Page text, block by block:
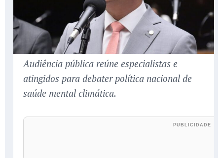
Audiência pública reúne especialistas e
atingidos para debater política nacional de
saúde mental climática.